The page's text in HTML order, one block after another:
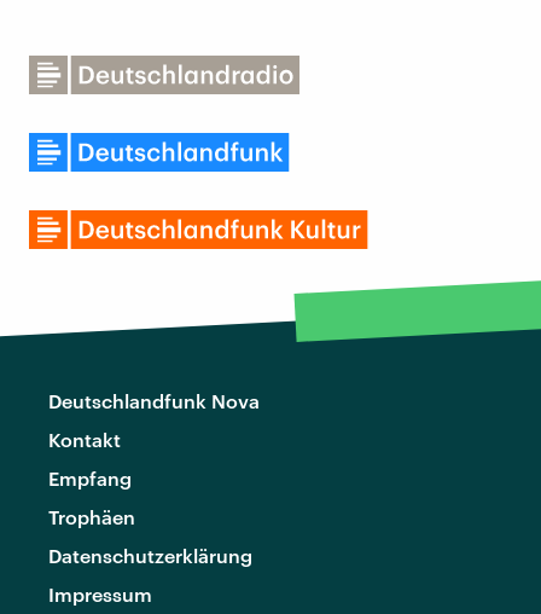
Deutschlandfunk Nova
Kontakt
Empfang
Trophäen
Datenschutzerklärung
Impressum